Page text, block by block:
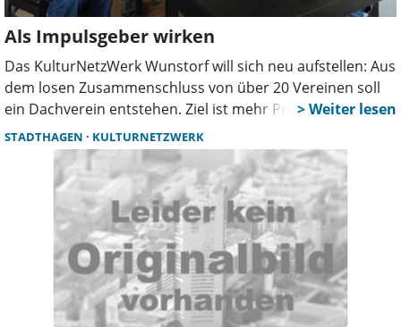
Als Impulsgeber wirken
Das KulturNetzWerk Wunstorf will sich neu aufstellen: Aus
dem losen Zusammenschluss von über 20 Vereinen soll
ein Dachverein entstehen. Ziel ist mehr Professionalität,
bessere Sichtbarkeit und die Umsetzung größerer
Projekte. Unterstützung gibt es zudem von der Stiftung
Niedersachsen mit dem Programm „Vital Village”.
STADTHAGEN KULTURNETZWERK